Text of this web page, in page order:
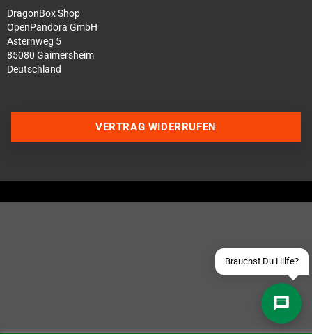
DragonBox Shop
OpenPandora GmbH
Asternweg 5
85080 Gaimersheim
Deutschland
Brauchst Du Hilfe?
Über WhatsApp schreiben
Schick uns eine eMail
VERTRAG WIDERRUFEN